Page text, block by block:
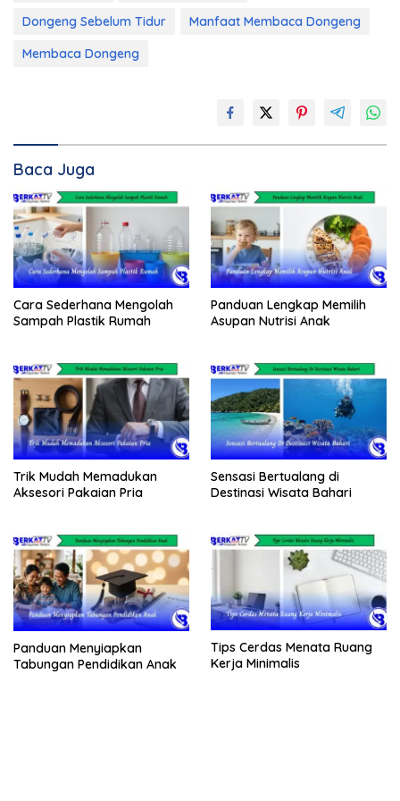
Dongeng Sebelum Tidur
Manfaat Membaca Dongeng
Membaca Dongeng
Baca Juga
Cara Sederhana Mengolah
Sampah Plastik Rumah
Panduan Lengkap Memilih
Asupan Nutrisi Anak
Trik Mudah Memadukan
Aksesori Pakaian Pria
Sensasi Bertualang di
Destinasi Wisata Bahari
Panduan Menyiapkan
Tabungan Pendidikan Anak
Tips Cerdas Menata Ruang
Kerja Minimalis